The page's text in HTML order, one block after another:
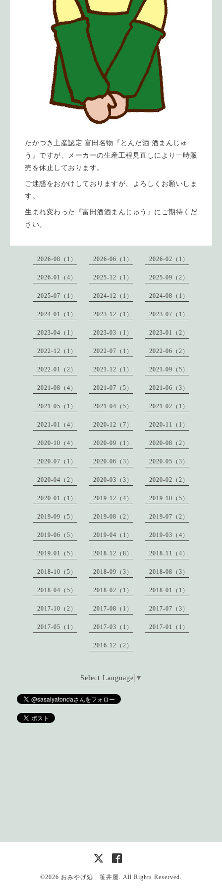
たかつき土産認定 富田名物『とんだ酒 酒まんじゅ
う』ですが、メーカーの生産工程見直しにより一時販
売を休止しております。
ご迷惑をおかけしておりますが、よろしくお願いしま
す。
生まれ変わった『富田酒酒まんじゅう』にご期待くだ
さい。
2026-08（1） 2026-06（1） 2026-02（1）
2026-01（4） 2025-12（1） 2025-09（2）
2025-07（1） 2024-12（1） 2024-08（1）
2024-01（1） 2023-12（1） 2023-07（1）
2023-04（1） 2023-03（1） 2023-01（2）
2022-12（1） 2022-07（1） 2022-06（2）
2022-01（2） 2021-12（1） 2021-09（5）
2021-08（4） 2021-07（5） 2021-06（3）
2021-05（1） 2021-04（5） 2021-02（1）
2021-01（4） 2020-12（7） 2020-11（1）
2020-10（4） 2020-09（1） 2020-08（2）
2020-07（1） 2020-06（3） 2020-05（3）
2020-04（2） 2020-03（3） 2020-02（2）
2020-01（1） 2019-12（4） 2019-10（5）
2019-09（5） 2019-08（2） 2019-07（2）
2019-06（5） 2019-04（1） 2019-03（4）
2019-01（5） 2018-12（8） 2018-11（4）
2018-10（5） 2018-09（3） 2018-08（3）
2018-04（5） 2018-02（1） 2018-01（1）
2017-10（2） 2017-08（1） 2017-07（3）
2017-05（1） 2017-03（1） 2017-01（1）
2016-12（2）
Select Language ▼
©2026 おみやげ処 笹井屋 . All Rights Reserved.